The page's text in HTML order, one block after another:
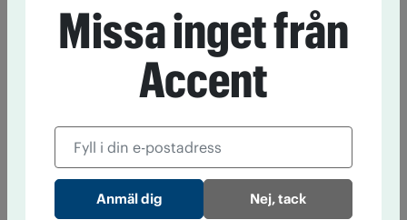
Missa inget från
Accent
Nej, tack